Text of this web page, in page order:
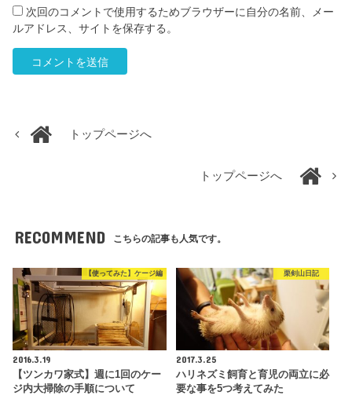
次回のコメントで使用するためブラウザーに自分の名前、メー
ルアドレス、サイトを保存する。
トップページへ
トップページへ
RECOMMEND こちらの記事も人気です。
【使ってみた】ケージ編
2016.3.19
【ツンカワ家式】週に1回のケー
ジ内大掃除の手順について
栗剣山日記
2017.3.25
ハリネズミ飼育と育児の両立に必
要な事を5つ考えてみた